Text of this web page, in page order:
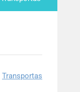
Transportas